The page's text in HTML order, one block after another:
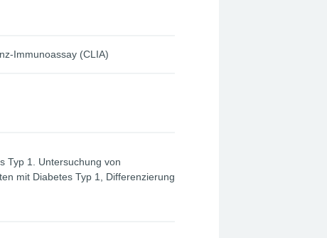
Immunoassay (CLIA)
Typ 1. Untersuchung von
mit Diabetes Typ 1, Differenzierung